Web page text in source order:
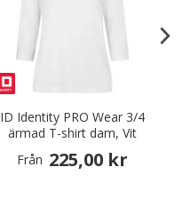
ID Identity PRO Wear 3/4
ärmad T-shirt dam, Vit
Från 225,00 kr